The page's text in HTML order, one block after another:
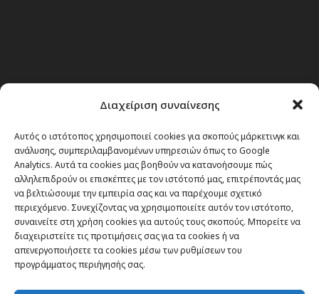
Διαχείριση συναίνεσης
Αυτός ο ιστότοπος χρησιμοποιεί cookies για σκοπούς μάρκετινγκ και
ανάλυσης, συμπεριλαμβανομένων υπηρεσιών όπως το Google
Analytics. Αυτά τα cookies μας βοηθούν να κατανοήσουμε πώς
αλληλεπιδρούν οι επισκέπτες με τον ιστότοπό μας, επιτρέποντάς μας
να βελτιώσουμε την εμπειρία σας και να παρέχουμε σχετικό
περιεχόμενο. Συνεχίζοντας να χρησιμοποιείτε αυτόν τον ιστότοπο,
συναινείτε στη χρήση cookies για αυτούς τους σκοπούς. Μπορείτε να
διαχειριστείτε τις προτιμήσεις σας για τα cookies ή να
απενεργοποιήσετε τα cookies μέσω των ρυθμίσεων του
προγράμματος περιήγησής σας.